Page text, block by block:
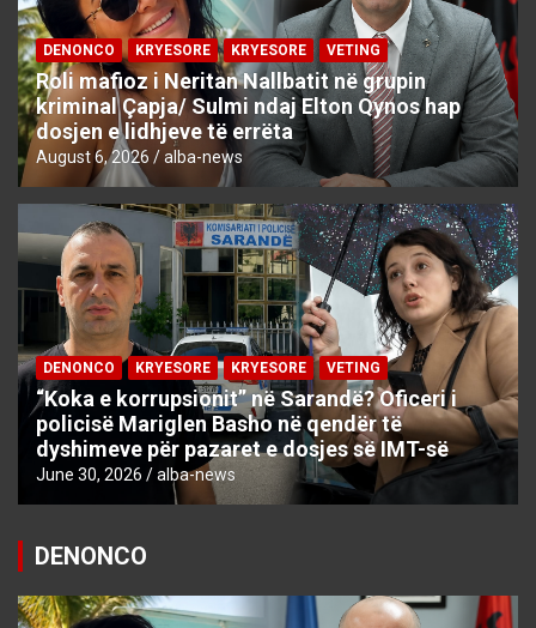
DENONCO KRYESORE KRYESORE VETING
Roli mafioz i Neritan Nallbatit në grupin
kriminal Çapja/ Sulmi ndaj Elton Qynos hap
dosjen e lidhjeve të errëta
August 6, 2026 alba-news
DENONCO KRYESORE KRYESORE VETING
“Koka e korrupsionit” në Sarandë? Oficeri i
policisë Mariglen Basho në qendër të
dyshimeve për pazaret e dosjes së IMT-së
June 30, 2026 alba-news
DENONCO